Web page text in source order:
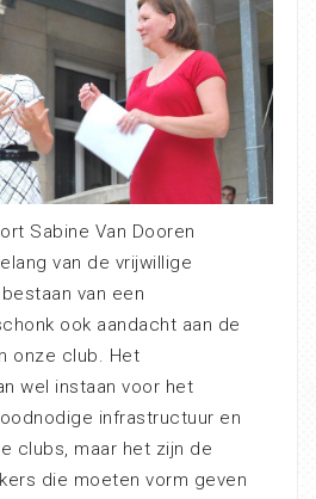
Sabine Van Dooren
van de vrijwillige
van een
ook aandacht aan de
onze club. Het
wel instaan voor het
infrastructuur en
clubs, maar het zijn de
die moeten vorm geven